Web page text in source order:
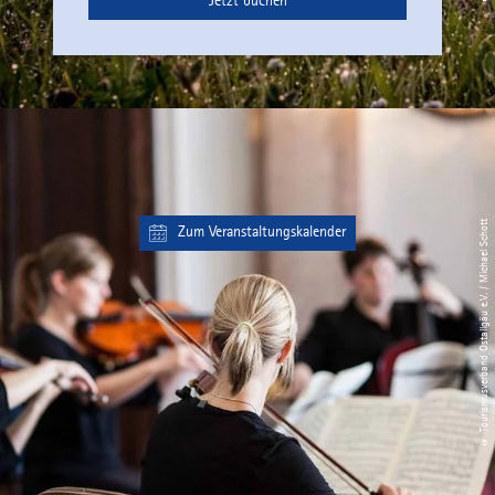
© Tourismusverband Ostallgäu e.V. / Michael Schott
Zum Veranstaltungskalender